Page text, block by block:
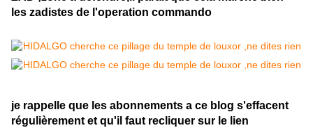
les zadistes de l'operation commando
je rappelle que les abonnements a ce blog s'effacent
régulièrement et qu'il faut recliquer sur le lien